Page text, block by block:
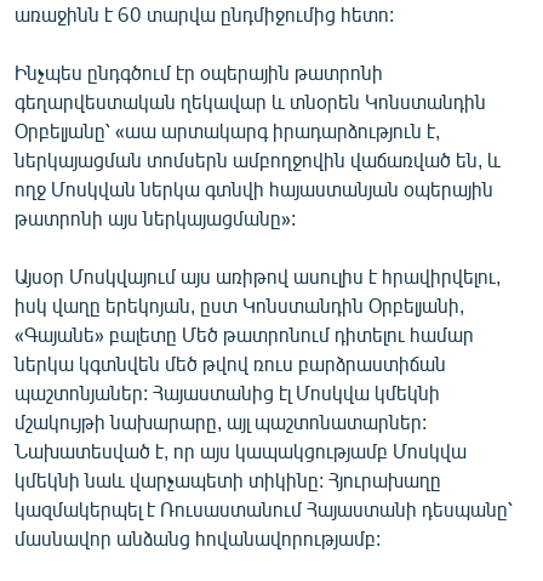
Հայերեն
English
Русский
ՀԵՏԵՎԵՔ ՄԵԶ
«Ազատության» բոլոր կայքերը
առաջինն է 60 տարվա ընդմիջումից հետո:
Ինչպես ընդգծում էր օպերային թատրոնի
գեղարվեստական ղեկավար և տնօրեն Կոնստանդին
Օրբելյանը՝ «աա արտակարգ իրադարձություն է,
ներկայացման տոմսերն ամբողջովին վաճառված են, և
ողջ Մոսկվան ներկա գտնվի հայաստանյան օպերային
թատրոնի այս ներկայացմանը»:
Այսօր Մոսկվայում այս առիթով ասուլիս է հրավիրվելու,
իսկ վաղը երեկոյան, ըստ Կոնստանդին Օրբելյանի,
«Գայանե» բալետը Մեծ թատրոնում դիտելու համար
ներկա կգտնվեն մեծ թվով ռուս բարձրաստիճան
պաշտոնյաներ: Հայաստանից էլ Մոսկվա կմեկնի
մշակույթի նախարարը, այլ պաշտոնատարներ:
Նախատեսված է, որ այս կապակցությամբ Մոսկվա
կմեկնի նաև վարչապետի տիկինը: Հյուրախաղը
կազմակերպել է Ռուսաստանում Հայաստանի դեսպանը՝
մասնավոր անձանց հովանավորությամբ: